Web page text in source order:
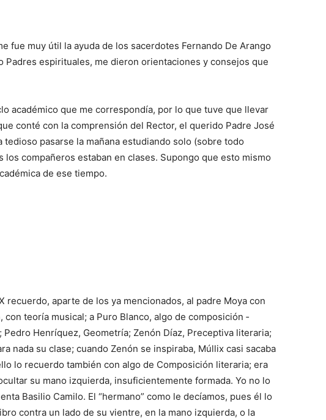
fue muy útil la ayuda de los sacerdotes Fernando De Arango
Padres espirituales, me dieron orientaciones y consejos que
académico que me correspondía, por lo que tuve que llevar
conté con la comprensión del Rector, el querido Padre José
pasarse la mañana estudiando solo (sobre todo
compañeros estaban en clases. Supongo que esto mismo
de ese tiempo.
recuerdo, aparte de los ya mencionados, al padre Moya con
con teoría musical; a Puro Blan­co, algo de composición
Henríquez, Geometría; Zenón Díaz, Preceptiva literaria;
nada su clase; cuando Zenón se inspiraba, Múllix casi sacaba
lo recuerdo también con algo de Composición literaria; era
su mano izquierda, insuficientemente formada. Yo no lo
Basilio Camilo. El “hermano” como le decíamos, pues él lo
contra un lado de su vientre, en la mano izquierda, o la